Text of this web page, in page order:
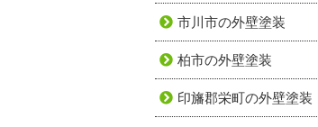
市川市の外壁塗装
柏市の外壁塗装
印旛郡栄町の外壁塗装